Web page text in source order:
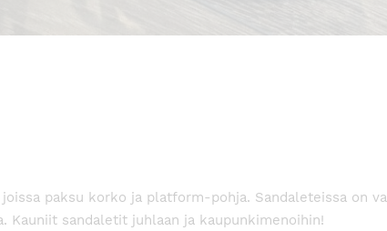
joissa paksu korko ja platform-pohja. Sandaleteissa
Kauniit sandaletit juhlaan ja kaupunkimenoihin!